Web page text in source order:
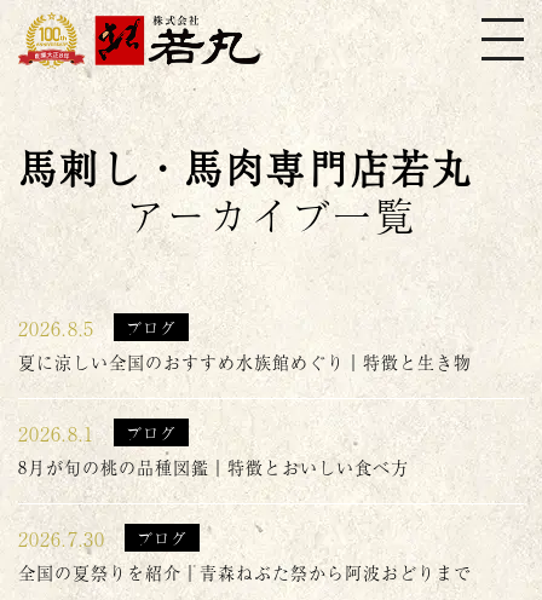
株式会社若丸
馬刺し・馬肉専門店若丸
アーカイブ一覧
2026.8.5 ブログ
夏に涼しい全国のおすすめ水族館めぐり｜特徴と生き物
2026.8.1 ブログ
8月が旬の桃の品種図鑑｜特徴とおいしい食べ方
2026.7.30 ブログ
全国の夏祭りを紹介｜青森ねぶた祭から阿波おどりまで